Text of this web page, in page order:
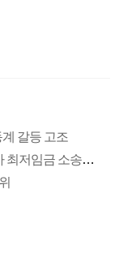
갈등 고조
대법 판결에도 하급심 다른 판단…택시 기사 최저임금 소송에 혼선